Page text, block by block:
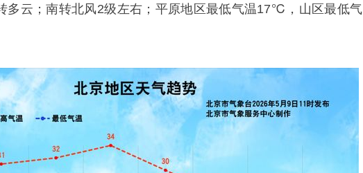
多云；南转北风2级左右；平原地区最低气温17℃，山区最低气